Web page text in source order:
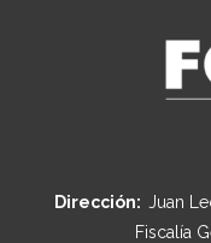
Dirección: Juan
Fiscalía